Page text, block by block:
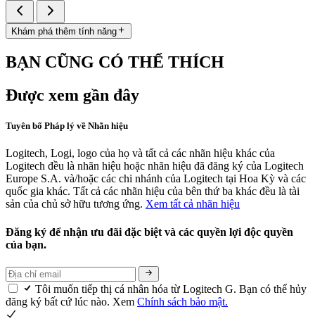
Khám phá thêm tính năng
BẠN CŨNG CÓ THỂ THÍCH
Được xem gần đây
Tuyên bố Pháp lý về Nhãn hiệu
Logitech, Logi, logo của họ và tất cả các nhãn hiệu khác của
Logitech đều là nhãn hiệu hoặc nhãn hiệu đã đăng ký của Logitech
Europe S.A. và/hoặc các chi nhánh của Logitech tại Hoa Kỳ và các
quốc gia khác. Tất cả các nhãn hiệu của bên thứ ba khác đều là tài
sản của chủ sở hữu tương ứng. Xem tất cả nhãn hiệu
Đăng ký để nhận ưu đãi đặc biệt và các quyền lợi độc quyền
của bạn.
Tôi muốn tiếp thị cá nhân hóa từ Logitech G. Bạn có thể hủy
đăng ký bất cứ lúc nào. Xem Chính sách bảo mật.